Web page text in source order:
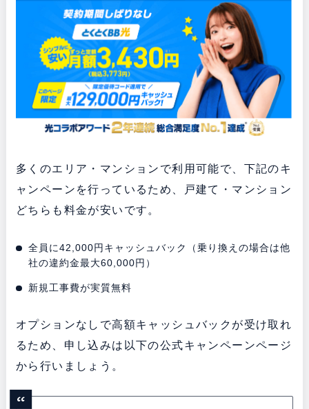
多くのエリア・マンションで利用可能で、下記のキ
ャンペーンを行っているため、戸建て・マンション
どちらも料金が安いです。
全員に42,000円キャッシュバック（乗り換えの場合は他
社の違約金最大60,000円）
新規工事費が実質無料
オプションなしで高額キャッシュバックが受け取れ
るため、申し込みは以下の公式キャンペーンページ
から行いましょう。